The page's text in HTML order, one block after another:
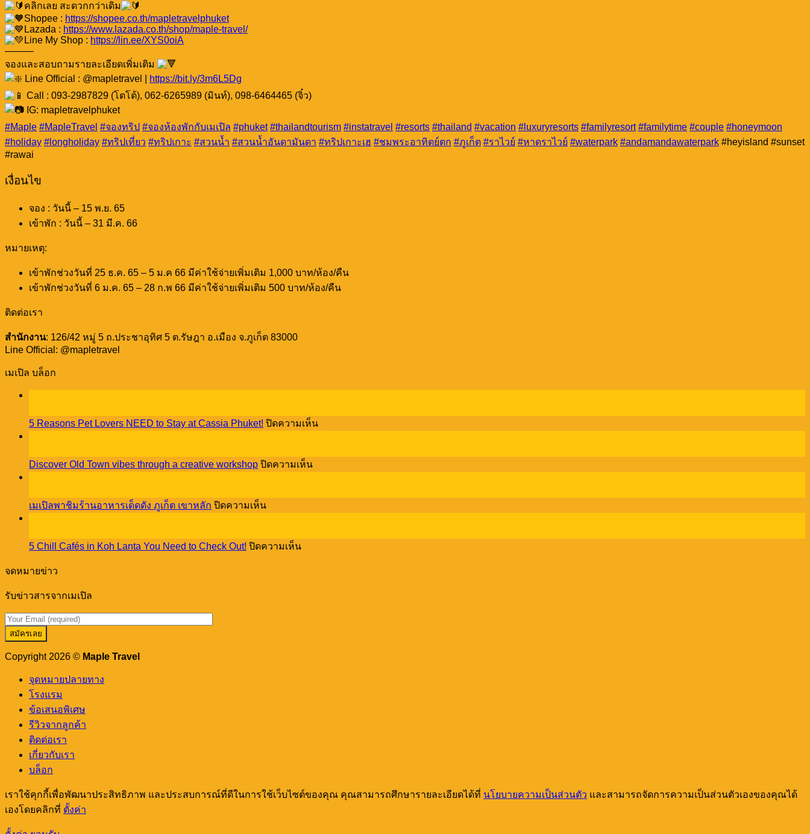
คลิกเลย สะดวกกว่าเดิม
Shopee : https://shopee.co.th/mapletravelphuket
Lazada : https://www.lazada.co.th/shop/maple-travel/
Line My Shop : https://lin.ee/XYS0oiA
———
จองและสอบถามรายละเอียดเพิ่มเติม
Line Official : @mapletravel |
https://bit.ly/3m6L5Dg
Call : 093-2987829 (โตโต้), 062-6265989 (มินท์), 098-6464465 (จิ๋ว)
IG: mapletravelphuket
#Maple #MapleTravel #จองทริป #จองห้องพักกับเมเปิล #phuket #thailandtourism #instatravel #resorts #thailand #vacation #luxuryresorts #familyresort #familytime #couple #honeymoon
#holiday #longholiday #ทริปเที่ยว #ทริปเกาะ #สวนน้ำ #สวนน้ำอันดามันดา #ทริปเกาะเฮ #ชมพระอาทิตย์ตก #ภูเก็ต #ราไวย์ #หาดราไวย์ #waterpark #andamandawaterpark #heyisland #sunset
#rawai
เงื่อนไข
จอง : วันนี้ – 15 พ.ย. 65
เข้าพัก : วันนี้ – 31 มี.ค. 66
หมายเหตุ:
เข้าพักช่วงวันที่ 25 ธ.ค. 65 – 5 ม.ค 66 มีค่าใช้จ่ายเพิ่มเติม 1,000 บาท/ห้อง/คืน
เข้าพักช่วงวันที่ 6 ม.ค. 65 – 28 ก.พ 66 มีค่าใช้จ่ายเพิ่มเติม 500 บาท/ห้อง/คืน
ติดต่อเรา
สำนักงาน: 126/42 หมู่ 5 ถ.ประชาอุทิศ 5 ต.รัษฎา อ.เมือง จ.ภูเก็ต 83000
Line Official: @mapletravel
เมเปิล บล็อก
5 Reasons Pet Lovers NEED to Stay at Cassia Phuket! ปิดความเห็นบน
Discover Old Town vibes through a creative workshop ปิดความเห็นบน
เมเปิลพาชิมร้านอาหารเด็ดดัง ภูเก็ต เขาหลัก ปิดความเห็นบน
พา
5 Chill Cafés in Koh Lanta You Need to Check Out! ปิดความเห็นบน
จดหมายข่าว
รับข่าวสารจากเมเปิล
Copyright 2026 © Maple Travel
จุดหมายปลายทาง
โรงแรม
ข้อเสนอพิเศษ
รีวิวจากลูกค้า
ติดต่อเรา
เกี่ยวกับเรา
บล็อก
เราใช้คุกกี้เพื่อพัฒนาประสิทธิภาพ และประสบการณ์ที่ดีในการใช้เว็บไซต์ของคุณ คุณสามารถศึกษารายละเอียดได้ที่ นโยบายความเป็นส่วนตัว และสามารถจัดการความเป็นส่วนตัวเองของคุณได้
เองโดยคลิกที่ ตั้งค่า